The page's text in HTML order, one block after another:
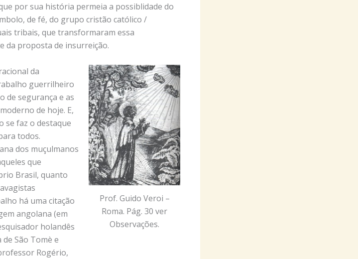
por sua história permeia a possiblidade do
de fé, do grupo cristão católico /
tribais, que transformaram essa
da proposta de insurreição.
Prof. Guido Veroi –
Roma. Pág. 30 ver
Observações.
da
guerrilheiro
de segurança e as
de hoje. E,
se faz o destaque
todos.
dos muçulmanos
que
Brasil, quanto
há uma citação
angolana (em
holandês
São Tomè e
Rogério,